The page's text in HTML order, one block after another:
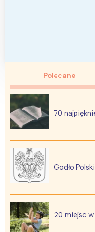
Polecane
70
Godło
20 miejsc